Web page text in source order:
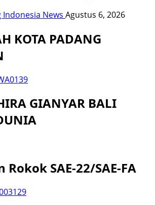
Indonesia News Agustus 6, 2026
KOTA PADANG
GIANYAR BALI
SAE-22/SAE-FA